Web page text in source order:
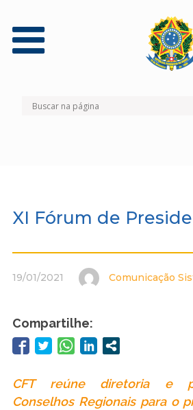
XI Fórum de
19/01/2021 Comunicação
Compartilhe:
CFT reúne diretoria e
Conselhos Regionais para o